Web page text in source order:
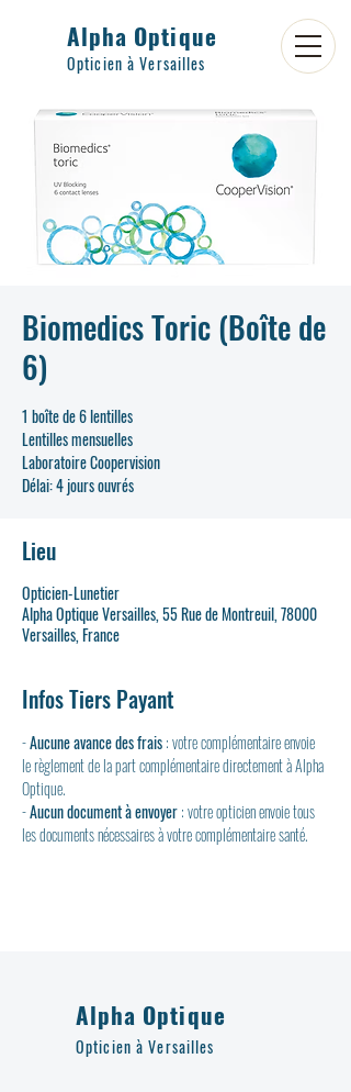
Alpha Optique
Opticien à Versailles
Biomedics Toric (Boîte de
6)
1 boîte de 6 lentilles
Lentilles mensuelles
Laboratoire Coopervision
Délai: 4 jours ouvrés
Lieu
Opticien-Lunetier
Alpha Optique Versailles, 55 Rue de Montreuil, 78000
Versailles, France
Infos Tiers Payant
- Aucune avance des frais : votre complémentaire envoie
le règlement de la part complémentaire directement à Alpha
Optique.
- Aucun document à envoyer : votre opticien envoie tous
les documents nécessaires à votre complémentaire santé.
Alpha Optique
Opticien à Versailles